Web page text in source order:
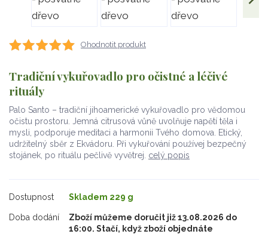
Ohodnotit produkt
Tradiční vykuřovadlo pro očistné a léčivé
rituály
Palo Santo – tradiční jihoamerické vykuřovadlo pro vědomou
očistu prostoru. Jemná citrusová vůně uvolňuje napětí těla i
mysli, podporuje meditaci a harmonii Tvého domova. Etický,
udržitelný sběr z Ekvádoru. Při vykuřování používej bezpečný
stojánek, po rituálu pečlivě vyvětrej. celý popis
Dostupnost Skladem 229 g
Doba dodání
Zboží můžeme doručit již 13.08.2026 do
16:00. Stačí, když zboží objednáte